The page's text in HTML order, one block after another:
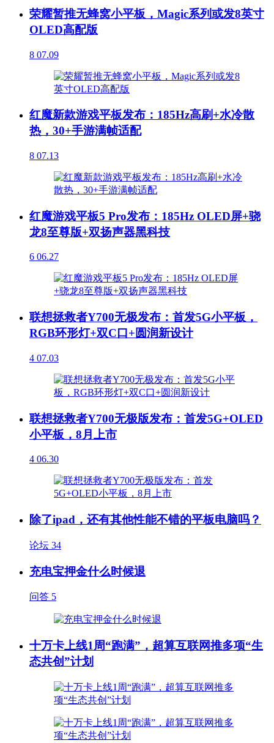
荣耀暂推无蜂窝小平板，Magic系列或发8英寸
OLED高配版
8 07.09
红魔新款游戏平板发布：185Hz高刷+水冷散
热，30+手游满帧适配
8 07.13
红魔游戏平板5 Pro发布：185Hz OLED屏+骁
龙8至尊版+双扬声器黑科技
6 06.27
联想拯救者Y700无极发布：首发5G小平板，
RGB环形灯+双C口+圆润新设计
4 07.03
联想拯救者Y700无极版发布：首发5G+OLED
小平板，8月上市
4 06.30
除了ipad，还有其他性能不错的平板电脑吗？
论坛 34
充电宝押金什么时候退
问答 5
十万卡上线1周“跑满”，超算互联网推多项“生
态共创”计划